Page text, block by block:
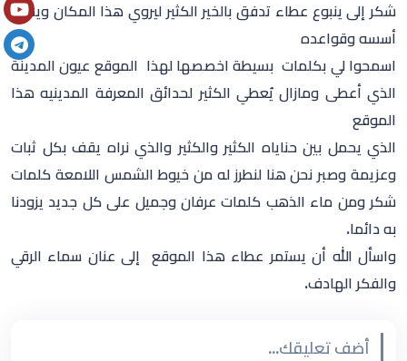
شكر إلى ينبوع عطاء تدفق بالخير الكثير ليروي هذا المكان ويدعم
أسسهوقواعده
اسمحوا لي بكلمات بسيطة اخصصها لهذا الموقع عيون المدينة
الذي أعطى ومازال يُعطي الكثير لحدائق المعرفة المدينيه هذا
الموقع
الذي يحمل بين حناياه الكثير والكثير والذي نراه يقف بكل ثبات
وعزيمة وصبر نحن هنا لنطرز له من خيوط الشمس اللامعة كلمات
شكر ومن ماء الذهب كلمات عرفان وجميل على كل جديد يزودنا
به دائما.
واسأل الله أن يستمر عطاء هذا الموقع إلى عنان سماء الرقي
والفكر الهادف.
أضف تعليقك...